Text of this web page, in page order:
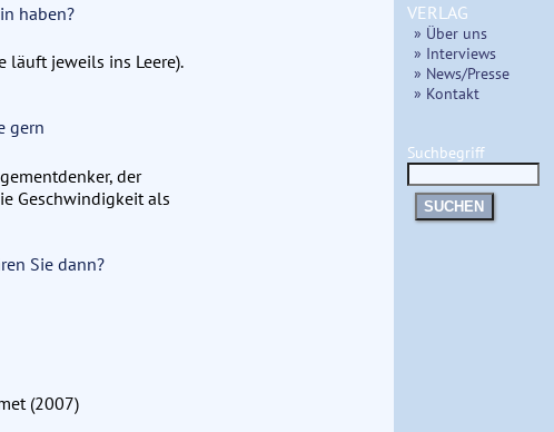
haben?
läuft jeweils ins Leere).
gern
der
Geschwindigkeit als
Sie dann?
(2007)
VERLAG
» Über uns
» Interviews
» News/Presse
» Kontakt
Suchbegriff
SUCHEN